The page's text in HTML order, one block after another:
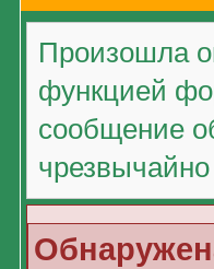
Произошла
функцией
сообщение